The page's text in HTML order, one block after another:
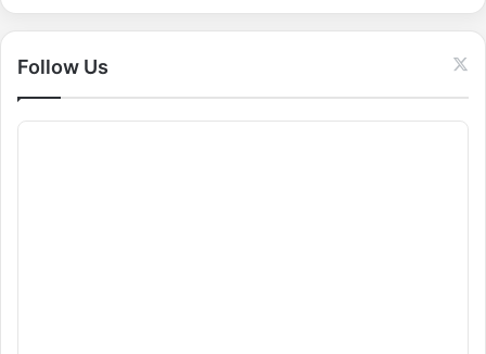
r
:
Follow Us